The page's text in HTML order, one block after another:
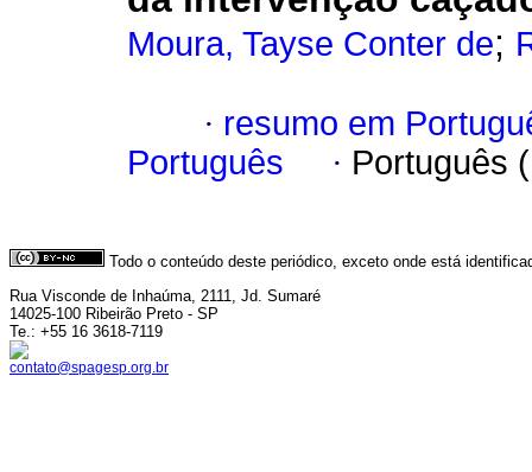
Moura, Tayse Conter de;
· resumo em
Português
· Português
Todo o conteúdo deste periódico, exceto onde está
Rua Visconde de Inhaúma, 2111, Jd. Sumaré
14025-100 Ribeirão Preto - SP
Te.: +55 16 3618-7119
contato@spagesp.org.br